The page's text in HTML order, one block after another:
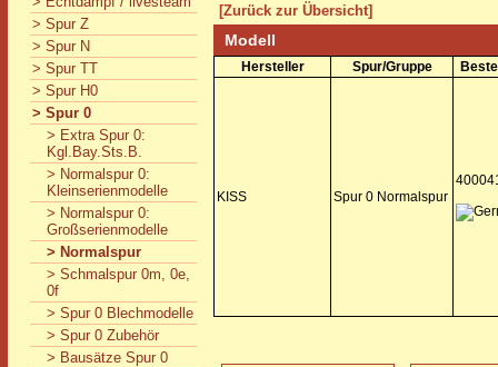
> Spur Z
> Spur N
> Spur TT
> Spur H0
> Spur 0
> Extra Spur 0:
Kgl.Bay.Sts.B.
> Normalspur 0:
Kleinserienmodelle
> Normalspur 0:
Großserienmodelle
> Normalspur
> Schmalspur 0m, 0e,
0f
> Spur 0 Blechmodelle
> Spur 0 Zubehör
> Bausätze Spur 0
[Zurück zur Übersicht]
Modell
Hersteller Spur/Gruppe
KISS Spur 0 Normalspur